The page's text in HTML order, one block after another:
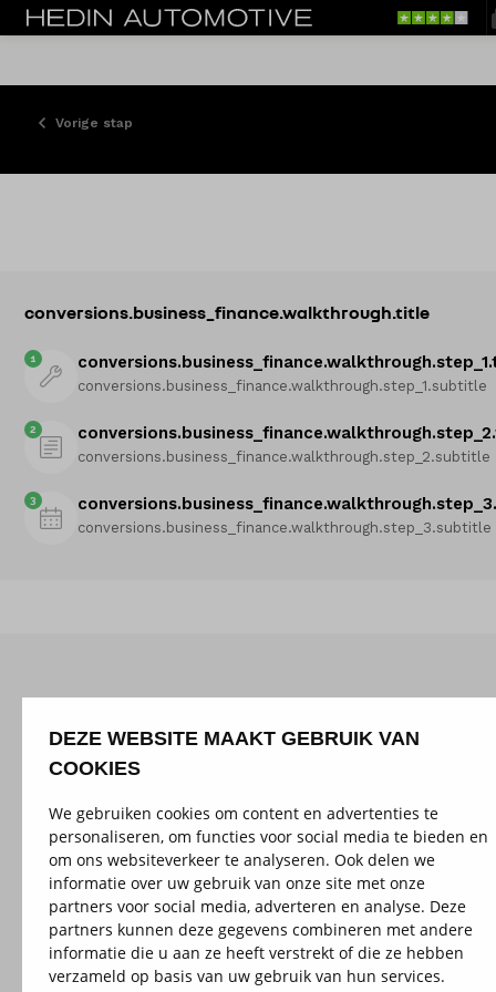
DEZE WEBSITE MAAKT GEBRUIK VAN
COOKIES
We gebruiken cookies om content en advertenties te
personaliseren, om functies voor social media te bieden en
om ons websiteverkeer te analyseren. Ook delen we
informatie over uw gebruik van onze site met onze
partners voor social media, adverteren en analyse. Deze
partners kunnen deze gegevens combineren met andere
informatie die u aan ze heeft verstrekt of die ze hebben
verzameld op basis van uw gebruik van hun services.
Vorige stap
conversions.business_finance.walkthrough.title
1
conversions.business_finance.walkthrough.step_1.subtitle
2
conversions.business_finance.walkthrough.step_2.subtitle
3
conversions.business_finance.walkthrough.step_3.subtitle